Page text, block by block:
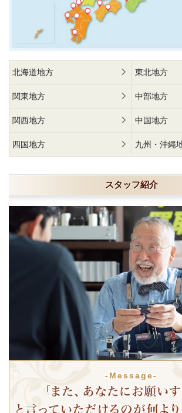
北海道地方 東北地方
関東地方 中部地方
関西地方 中国地方
四国地方 九州・沖縄
スタッフ紹介
-Message-